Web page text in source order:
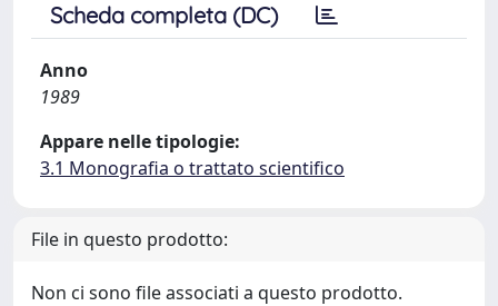
Scheda completa (DC)
Anno
1989
Appare nelle tipologie:
3.1 Monografia o trattato scientifico
File in questo prodotto:
Non ci sono file associati a questo prodotto.